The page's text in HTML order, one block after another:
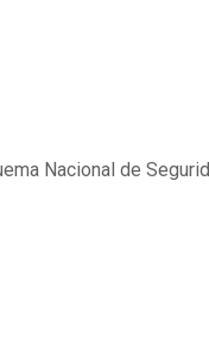
Nacional de